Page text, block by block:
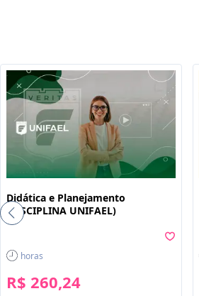
Didática e Planejamento
(DISCIPLINA UNIFAEL)
horas
R$ 260,24